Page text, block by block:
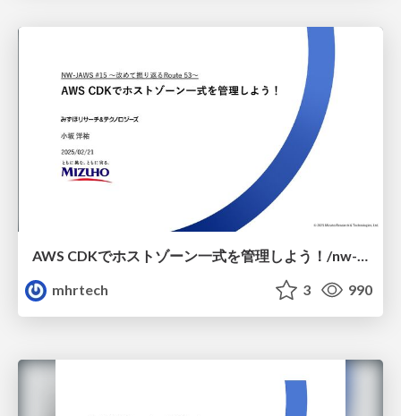
AWS CDKでホストゾーン一式を管理しよう！/nw-jaws15
mhrtech
3 990